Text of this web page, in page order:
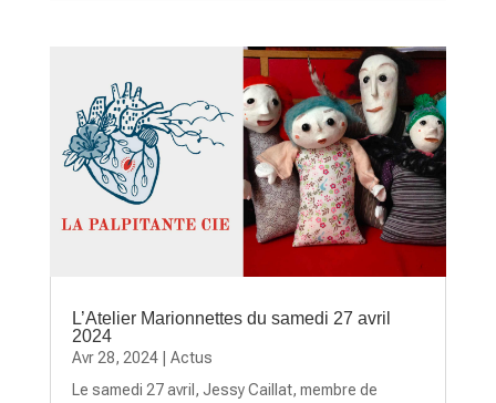
L’Atelier Marionnettes du samedi 27 avril
2024
Avr 28, 2024| Actus
Le samedi 27 avril, Jessy Caillat, membre de